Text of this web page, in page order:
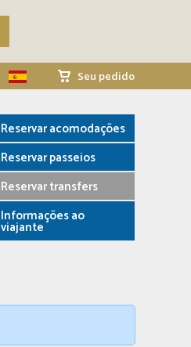
Seu pedido
Reservar acomodações
Reservar passeios
Reservar transfers
Informações ao
viajante